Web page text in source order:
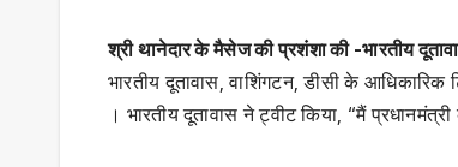
श्री थानेदार के मैसेज की प्रशंशा की -भारतीय
भारतीय दूतावास, वाशिंगटन, डीसी के
। भारतीय दूतावास ने ट्वीट किया, “मैं